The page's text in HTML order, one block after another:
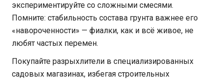
экспериментируйте со сложными смесями.
Помните: стабильность состава грунта важнее его
«навороченности» — фиалки, как и всё живое, не
любят частых перемен.
Покупайте разрыхлители в специализированных
садовых магазинах, избегая строительных